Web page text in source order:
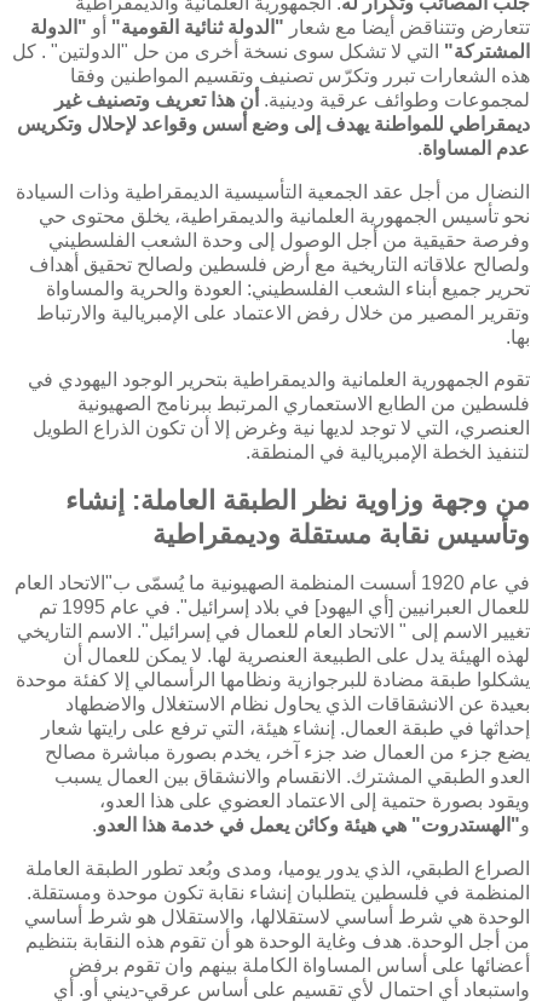
تتعارض وتتناقض أيضا مع شعار "الدولة ثنائية القومية" أو "الدولة
المشتركة" التي لا تشكل سوى نسخة أخرى من حل "الدولتين" . كل
هذه الشعارات تبرر وتكرّس تصنيف وتقسيم المواطنين وفقا
لمجموعات وطوائف عرقية ودينية. أن هذا تعريف وتصنيف غير
ديمقراطي للمواطنة يهدف إلى وضع أسس وقواعد لإحلال وتكريس
عدم المساواة.
النضال من أجل عقد الجمعية التأسيسية الديمقراطية وذات السيادة
نحو تأسيس الجمهورية العلمانية والديمقراطية، يخلق محتوى حي
وفرصة حقيقية من أجل الوصول إلى وحدة الشعب الفلسطيني
ولصالح علاقاته التاريخية مع أرض فلسطين ولصالح تحقيق أهداف
تحرير جميع أبناء الشعب الفلسطيني: العودة والحرية والمساواة
وتقرير المصير من خلال رفض الاعتماد على الإمبريالية والارتباط
بها.
تقوم الجمهورية العلمانية والديمقراطية بتحرير الوجود اليهودي في
فلسطين من الطابع الاستعماري المرتبط ببرنامج الصهيونية
العنصري، التي لا توجد لديها نية وغرض إلا أن تكون الذراع الطويل
لتنفيذ الخطة الإمبريالية في المنطقة.
من وجهة وزاوية نظر الطبقة العاملة: إنشاء
وتأسيس نقابة مستقلة وديمقراطية
في عام 1920 أسست المنظمة الصهيونية ما يُسمّى ب"الاتحاد العام
للعمال العبرانيين [أي اليهود] في بلاد إسرائيل". في عام 1995 تم
تغيير الاسم إلى " الاتحاد العام للعمال في إسرائيل". الاسم التاريخي
لهذه الهيئة يدل على الطبيعة العنصرية لها. لا يمكن للعمال أن
يشكلوا طبقة مضادة للبرجوازية ونظامها الرأسمالي إلا كفئة موحدة
بعيدة عن الانشقاقات الذي يحاول نظام الاستغلال والاضطهاد
إحداثها في طبقة العمال. إنشاء هيئة، التي ترفع على رايتها شعار
يضع جزء من العمال ضد جزء آخر، يخدم بصورة مباشرة مصالح
العدو الطبقي المشترك. الانقسام والانشقاق بين العمال يسبب
ويقود بصورة حتمية إلى الاعتماد العضوي على هذا العدو،
و"الهستدروت" هي هيئة وكائن يعمل في خدمة هذا العدو.
الصراع الطبقي، الذي يدور يوميا، ومدى وبُعد تطور الطبقة العاملة
المنظمة في فلسطين يتطلبان إنشاء نقابة تكون موحدة ومستقلة.
الوحدة هي شرط أساسي لاستقلالها، والاستقلال هو شرط أساسي
من أجل الوحدة. هدف وغاية الوحدة هو أن تقوم هذه النقابة بتنظيم
أعضائها على أساس المساواة الكاملة بينهم وان تقوم برفض
واستبعاد أي احتمال لأي تقسيم على أساس عرقي-ديني أو. أي